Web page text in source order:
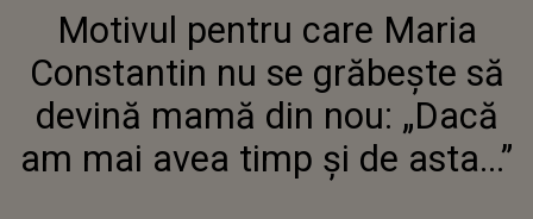
CONSTANTIN NU SE GRĂBEȘTE
SĂ DEVINĂ MAMĂ DIN NOU:
„DACĂ AM MAI AVEA TIMP ȘI
DE ASTA...”
Motivul pentru care Maria
Constantin nu se grăbește să
devină mamă din nou: „Dacă
am mai avea timp și de asta...”